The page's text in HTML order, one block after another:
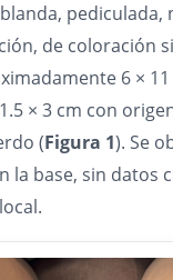
pediculada,
de coloración
6 ×
× 3 cm con
(Figura 1). Se
la base, sin datos